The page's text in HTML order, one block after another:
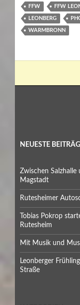
FFW FFW
LEONBERG
WARMBRONN
NEUESTE
Zwischen Salzhalle
Magstadt
Rutesheimer
Tobias Pokrop
Rutesheim
Mit Musik und
Leonberger
Straße